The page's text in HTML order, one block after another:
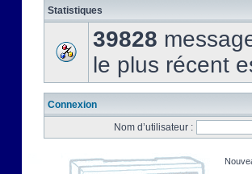
Statistiques
39828
le plus récent
Connexion
Nom d’utilisateur :